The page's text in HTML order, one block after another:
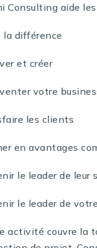
Consulting aide
la différence
et créer
votre
les clients
en avantages
le leader de leur
le leader de
activité couvre la